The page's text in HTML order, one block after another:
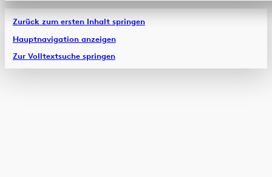
Zurück zum ersten Inhalt springen
Hauptnavigation anzeigen
Zur Volltextsuche springen